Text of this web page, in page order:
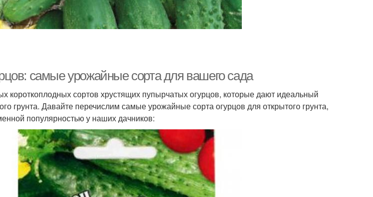
самые урожайные сорта для вашего сада
короткоплодных сортов хрустящих пупырчатых огурцов, которые дают идеальный
грунта. Давайте перечислим самые урожайные сорта огурцов для открытого грунта,
популярностью у наших дачников: